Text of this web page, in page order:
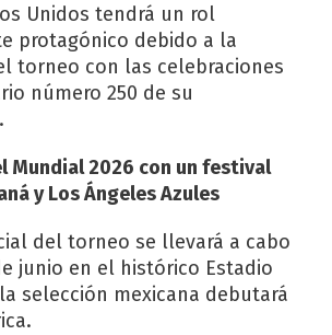
Unidos tendrá un rol
protagónico debido a la
torneo con las celebraciones
número 250 de su
Mundial 2026 con un festival
y Los Ángeles Azules
del torneo se llevará a cabo
junio en el histórico Estadio
selección mexicana debutará